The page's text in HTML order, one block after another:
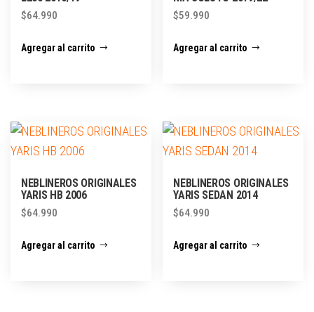
$64.990
Agregar al carrito
$59.990
Agregar al carrito
NEBLINEROS ORIGINALES
YARIS HB 2006
$64.990
Agregar al carrito
NEBLINEROS ORIGINALES
YARIS SEDAN 2014
$64.990
Agregar al carrito